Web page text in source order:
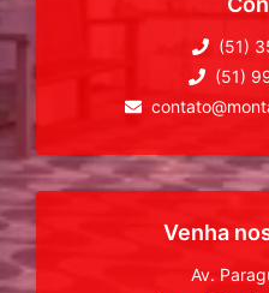
(51)
(51)
Venha
Av.